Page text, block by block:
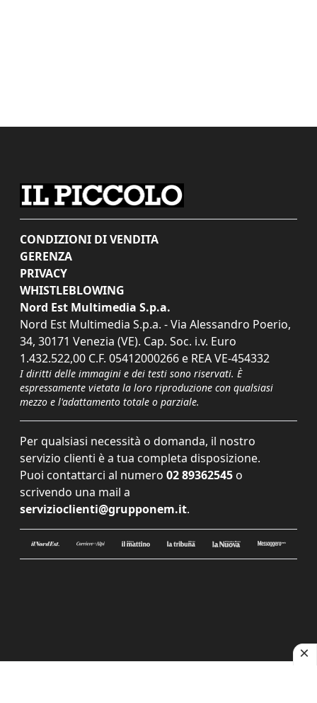
CONDIZIONI DI VENDITA
GERENZA
PRIVACY
WHISTLEBLOWING
Nord Est Multimedia S.p.a.
Nord Est Multimedia S.p.a. - Via Alessandro Poerio,
34, 30171 Venezia (VE). Cap. Soc. i.v. Euro
1.432.522,00 C.F. 05412000266 e REA VE-454332
I diritti delle immagini e dei testi sono riservati. È
espressamente vietata la loro riproduzione con qualsiasi
mezzo e l'adattamento totale o parziale.
Per qualsiasi necessità o domanda, il nostro
servizio clienti è a tua completa disposizione.
Puoi contattarci al numero 02 89362545 o
scrivendo una mail a
servizioclienti@grupponem.it.